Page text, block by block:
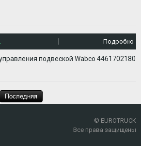
Подробно
подвеской Wabco 4461702180
Последняя
© EUROTRUCK
Все права защищены